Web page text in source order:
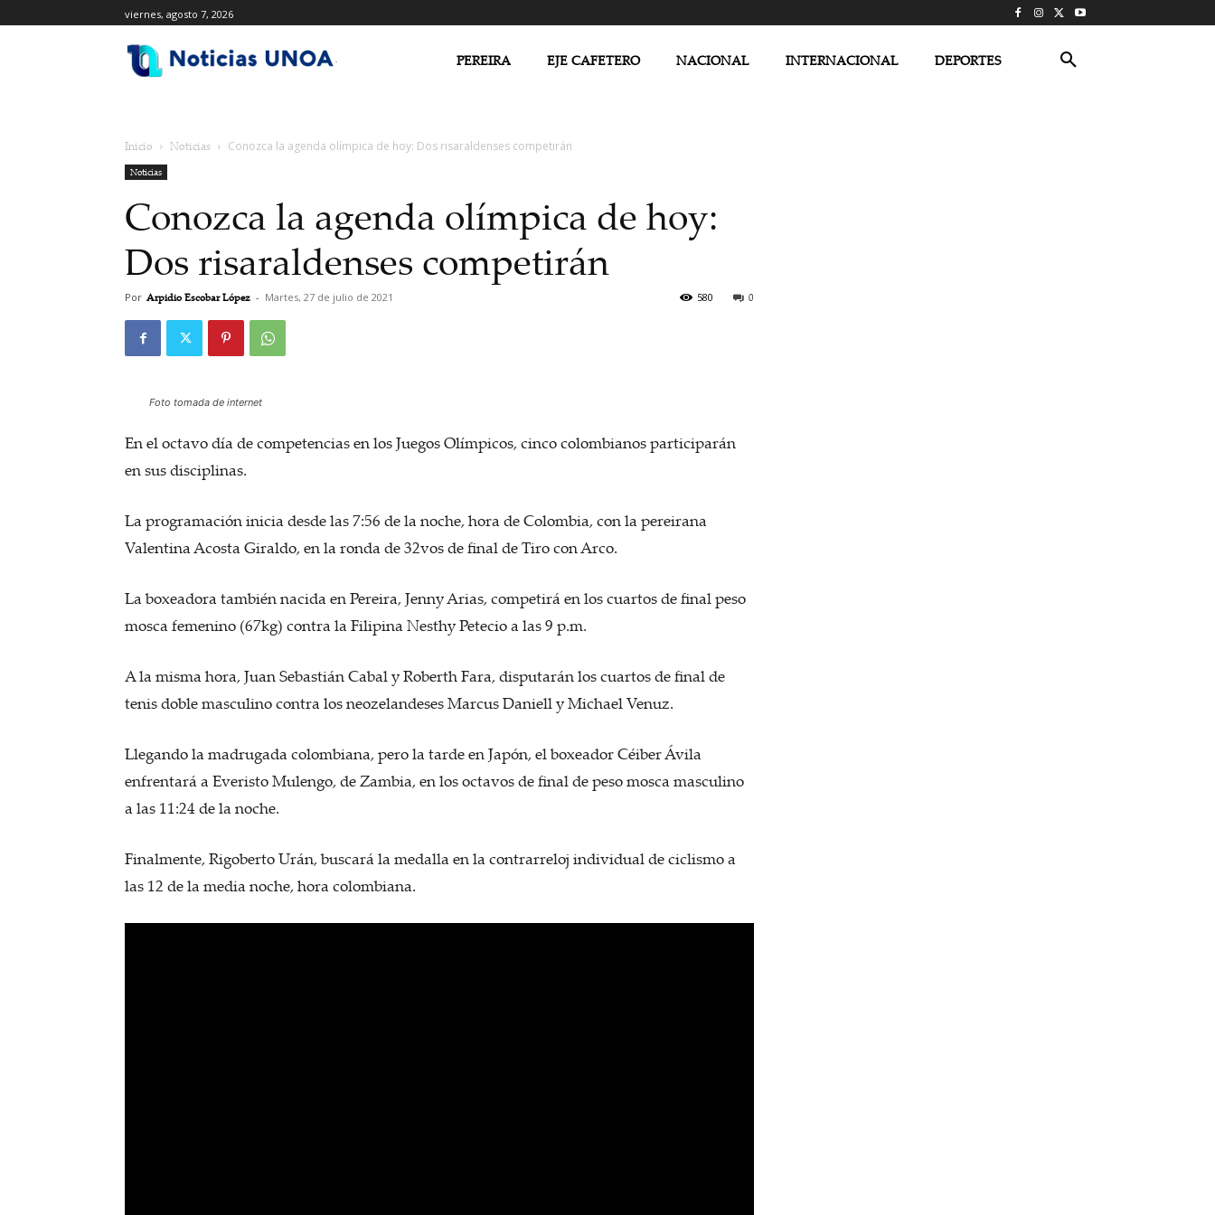
viernes, agosto 7, 2026
PEREIRA EJE CAFETERO NACIONAL INTERNACIONAL DEPORTES
Inicio Noticias Conozca la agenda olímpica de hoy: Dos risaraldenses competirán
Noticias
Conozca la agenda olímpica de hoy:
Dos risaraldenses competirán
Por Arpidio Escobar López - Martes, 27 de julio de 2021 0
580
Foto tomada de internet
En el octavo día de competencias en los Juegos Olímpicos, cinco colombianos participarán
en sus disciplinas.
La programación inicia desde las 7:56 de la noche, hora de Colombia, con la pereirana
Valentina Acosta Giraldo, en la ronda de 32vos de final de Tiro con Arco.
La boxeadora también nacida en Pereira, Jenny Arias, competirá en los cuartos de final peso
mosca femenino (67kg) contra la Filipina Nesthy Petecio a las 9 p.m.
A la misma hora, Juan Sebastián Cabal y Roberth Fara, disputarán los cuartos de final de
tenis doble masculino contra los neozelandeses Marcus Daniell y Michael Venuz.
Llegando la madrugada colombiana, pero la tarde en Japón, el boxeador Céiber Ávila
enfrentará a Everisto Mulengo, de Zambia, en los octavos de final de peso mosca masculino
a las 11:24 de la noche.
Finalmente, Rigoberto Urán, buscará la medalla en la contrarreloj individual de ciclismo a
las 12 de la media noche, hora colombiana.